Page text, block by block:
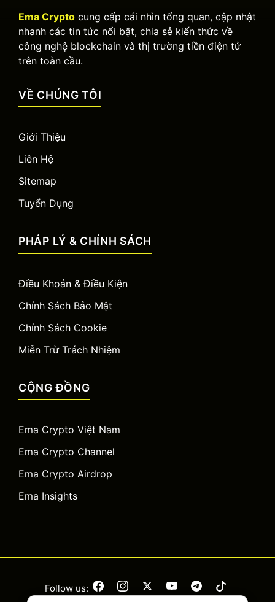
Ema Crypto cung cấp cái nhìn tổng quan, cập nhật
nhanh các tin tức nổi bật, chia sẻ kiến thức về
công nghệ blockchain và thị trường tiền điện tử
trên toàn cầu.
VỀ CHÚNG TÔI
Giới Thiệu
Liên Hệ
Sitemap
Tuyển Dụng
PHÁP LÝ & CHÍNH SÁCH
Điều Khoản & Điều Kiện
Chính Sách Bảo Mật
Chính Sách Cookie
Miễn Trừ Trách Nhiệm
CỘNG ĐỒNG
Ema Crypto Việt Nam
Ema Crypto Channel
Ema Crypto Airdrop
Ema Insights
Follow us: